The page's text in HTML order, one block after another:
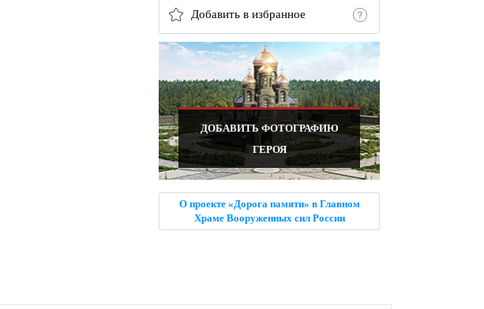
Добавить в избранное
ДОБАВИТЬ ФОТОГРАФИЮ
ГЕРОЯ
О проекте «Дорога памяти» в Главном
Храме Вооруженных сил России